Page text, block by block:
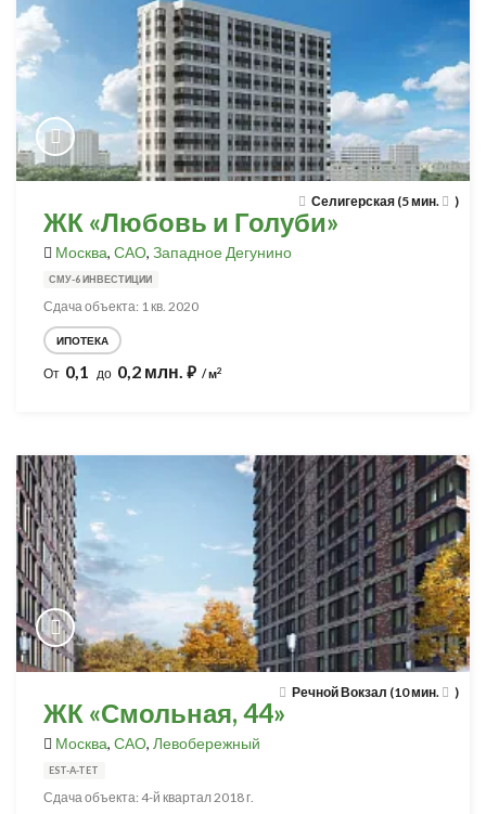
Селигерская (5 мин. )
ЖК «Любовь и Голуби»
Москва, САО, Западное Дегунино
СМУ-6 ИНВЕСТИЦИИ
Сдача объекта: 1 кв. 2020
ИПОТЕКА
От 0,1 до 0,2 млн. ⃏ / м2
Речной Вокзал (10 мин. )
ЖК «Смольная, 44»
Москва, САО, Левобережный
EST-A-TET
Сдача объекта: 4-й квартал 2018 г.